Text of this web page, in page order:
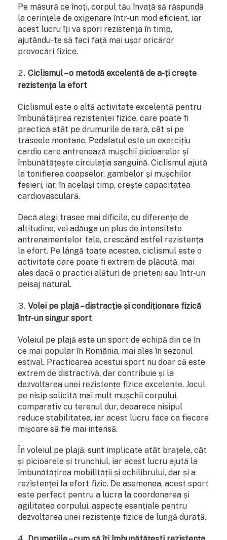
Pe măsură ce înoți, corpul tău învață să răspundă
la cerințele de oxigenare într-un mod eficient, iar
acest lucru îți va spori rezistența în timp,
ajutându-te să faci față mai ușor oricăror
provocări fizice.
Ciclismul – o metodă excelentă de a-ți crește
rezistența la efort
Ciclismul este o altă activitate excelentă pentru
îmbunătățirea rezistenței fizice, care poate fi
practică atât pe drumurile de țară, cât și pe
traseele montane. Pedalatul este un exercițiu
cardio care antrenează mușchii picioarelor și
îmbunătățește circulația sanguină. Ciclismul ajută
la tonifierea coapselor, gambelor și mușchilor
fesieri, iar, în același timp, crește capacitatea
cardiovasculară.
Dacă alegi trasee mai dificile, cu diferențe de
altitudine, vei adăuga un plus de intensitate
antrenamentelor tale, crescând astfel rezistența
la efort. Pe lângă toate acestea, ciclismul este o
activitate care poate fi extrem de plăcută, mai
ales dacă o practici alături de prieteni sau într-un
peisaj natural.
Volei pe plajă – distracție și condiționare fizică
într-un singur sport
Voleiul pe plajă este un sport de echipă din ce în
ce mai popular în România, mai ales în sezonul
estival. Practicarea acestui sport nu doar că este
extrem de distractivă, dar contribuie și la
dezvoltarea unei rezistențe fizice excelente. Jocul
pe nisip solicită mai mult mușchii corpului,
comparativ cu terenul dur, deoarece nisipul
reduce stabilitatea, iar acest lucru face ca fiecare
mișcare să fie mai intensă.
În voleiul pe plajă, sunt implicate atât brațele, cât
și picioarele și trunchiul, iar acest lucru ajută la
îmbunătățirea mobilității și echilibrului, dar și a
rezistenței la efort fizic. De asemenea, acest sport
este perfect pentru a lucra la coordonarea și
agilitatea corpului, aspecte esențiale pentru
dezvoltarea unei rezistențe fizice de lungă durată.